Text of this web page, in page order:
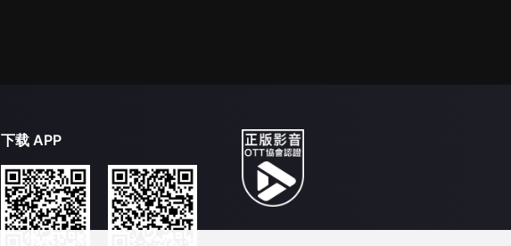
下载 APP